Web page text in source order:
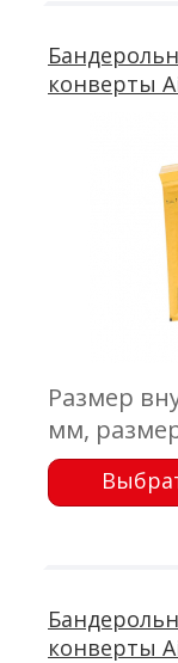
конверты
Размер
мм,
240x350
крафт
конверты